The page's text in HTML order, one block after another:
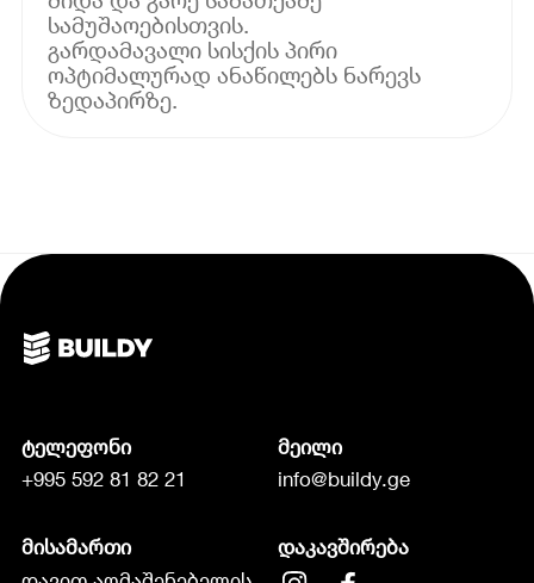
სამუშაოებისთვის.
გარდამავალი სისქის პირი
ოპტიმალურად ანაწილებს ნარევს
ზედაპირზე.
ტელეფონი
+995 592 81 82 21
მეილი
info@buildy.ge
მისამართი
დაკავშირება